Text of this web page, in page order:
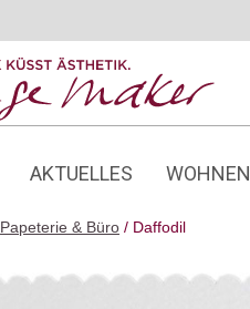
AKTUELLES WOHNEN
Papeterie & Büro / Daffodil